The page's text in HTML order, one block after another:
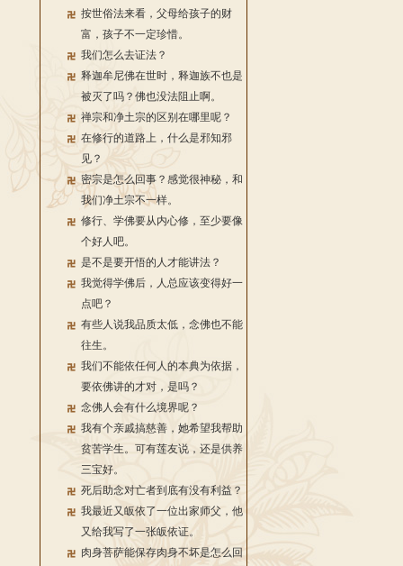
按世俗法来看，父母给孩子的财
富，孩子不一定珍惜。
我们怎么去证法？
释迦牟尼佛在世时，释迦族不也是
被灭了吗？佛也没法阻止啊。
禅宗和净土宗的区别在哪里呢？
在修行的道路上，什么是邪知邪
见？
密宗是怎么回事？感觉很神秘，和
我们净土宗不一样。
修行、学佛要从内心修，至少要像
个好人吧。
是不是要开悟的人才能讲法？
我觉得学佛后，人总应该变得好一
点吧？
有些人说我品质太低，念佛也不能
往生。
我们不能依任何人的本典为依据，
要依佛讲的才对，是吗？
念佛人会有什么境界呢？
我有个亲戚搞慈善，她希望我帮助
贫苦学生。可有莲友说，还是供养
三宝好。
死后助念对亡者到底有没有利益？
我最近又皈依了一位出家师父，他
又给我写了一张皈依证。
肉身菩萨能保存肉身不坏是怎么回